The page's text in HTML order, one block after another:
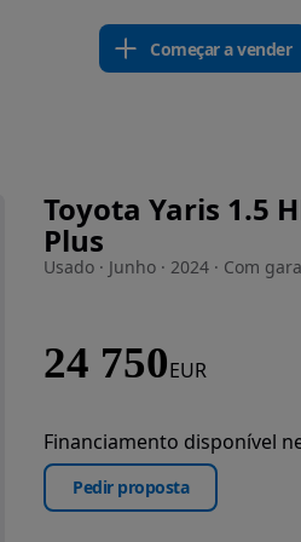
Começar a vender
Toyota Yaris 1.5
Plus
Usado · Junho · 2024 · Com
24 750EUR
Financiamento disponível
Pedir proposta